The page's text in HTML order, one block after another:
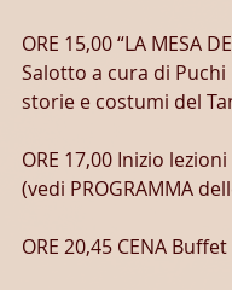
ORE 15,00 “LA MESA
Salotto a cura di Puchi
storie e costumi del
ORE 17,00 Inizio
(vedi PROGRAMMA
ORE 20,45 CENA Buffet